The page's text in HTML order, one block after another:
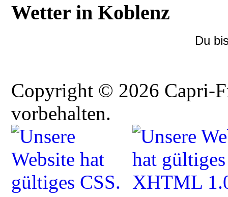
Wetter in Koblenz
Du
Copyright © 2026 Capri-
vorbehalten.